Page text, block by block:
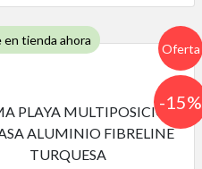
en tienda ahora
Oferta
-15%